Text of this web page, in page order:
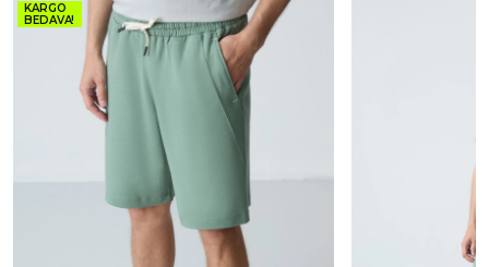
KARGO
BEDAVA!